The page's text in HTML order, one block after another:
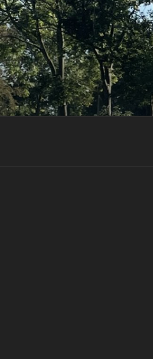
Zum
Inhalt
springen